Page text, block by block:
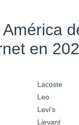
en
Lacoste
Leo
Levi's
Lievant